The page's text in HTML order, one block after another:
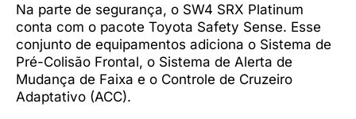
Na parte de segurança, o SW4 SRX Platinum
conta com o pacote Toyota Safety Sense. Esse
conjunto de equipamentos adiciona o Sistema de
Pré-Colisão Frontal, o Sistema de Alerta de
Mudança de Faixa e o Controle de Cruzeiro
Adaptativo (ACC).